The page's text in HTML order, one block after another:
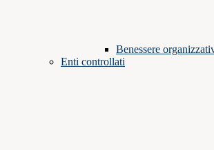
Benessere
Enti controllati